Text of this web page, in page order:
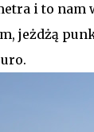
i to nam
jeżdżą